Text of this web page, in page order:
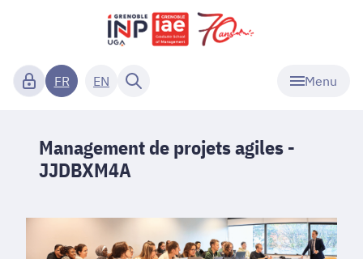
Menu
FR EN
Management de projets agiles -
JJDBXM4A